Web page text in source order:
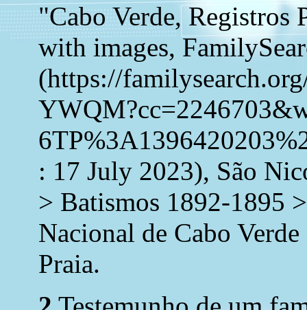
"Cabo Verde, Registros
with images,
(https://
: 17 July 2023), São
> Batismos 1892-1895
Nacional de Cabo
Praia.